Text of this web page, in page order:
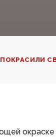
окраске